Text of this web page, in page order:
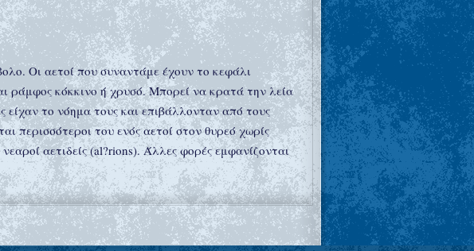
Οι αετοί που συναντάμε έχουν το κεφάλι
ράμφος κόκκινο ή χρυσό. Μπορεί να κρατά την λεία
το νόημα τους και επιβάλλονταν από τους
περισσότεροι του ενός αετοί στον θυρεό χωρίς
αετιδείς (al?rions). Άλλες φορές εμφανίζονται